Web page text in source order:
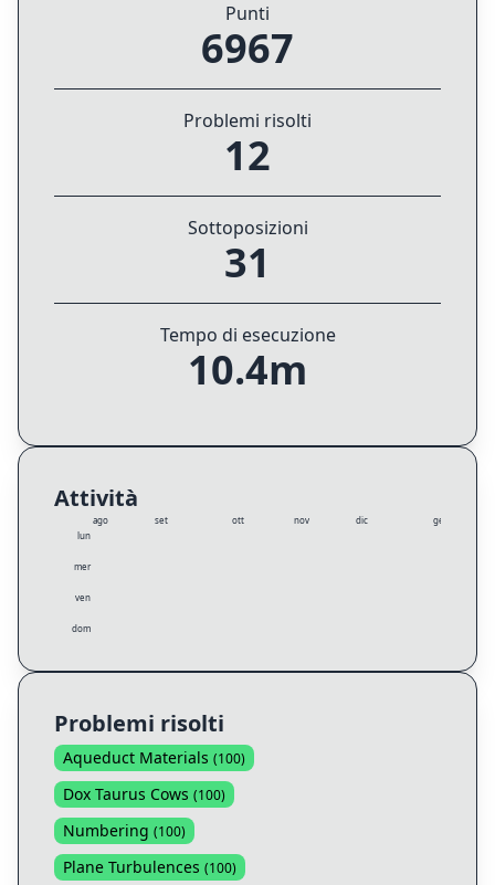
Punti
6967
Problemi risolti
12
Sottoposizioni
31
Tempo di esecuzione
10.4m
Attività
lun
mer
ven
dom
ago set ott nov dic gen
Problemi risolti
Aqueduct Materials (100)
Dox Taurus Cows (100)
Numbering (100)
Plane Turbulences (100)